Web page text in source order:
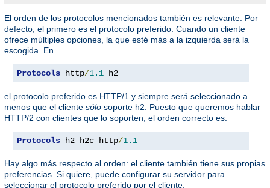
El orden de los protocolos mencionados también es relevante. Por
defecto, el primero es el protocolo preferido. Cuando un cliente
ofrece múltiples opciones, la que esté más a la izquierda será la
escogida. En
Protocols http/1.1 h2
el protocolo preferido es HTTP/1 y siempre será seleccionado a
menos que el cliente sólo soporte h2. Puesto que queremos hablar
HTTP/2 con clientes que lo soporten, el orden correcto es:
Protocols h2 h2c http/1.1
Hay algo más respecto al orden: el cliente también tiene sus propias
preferencias. Si quiere, puede configurar su servidor para
seleccionar el protocolo preferido por el cliente: